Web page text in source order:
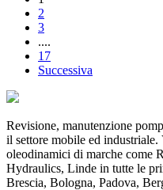
2
3
....
17
Successiva
Revisione, manutenzione
il settore mobile ed
oleodinamici di marche come
Hydraulics, Linde in tutte le
Brescia, Bologna, Padova,